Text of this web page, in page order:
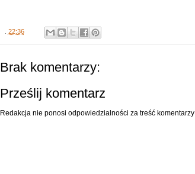
22:36
Brak komentarzy:
Prześlij komentarz
Redakcja nie ponosi odpowiedzialności za treść komentarzy